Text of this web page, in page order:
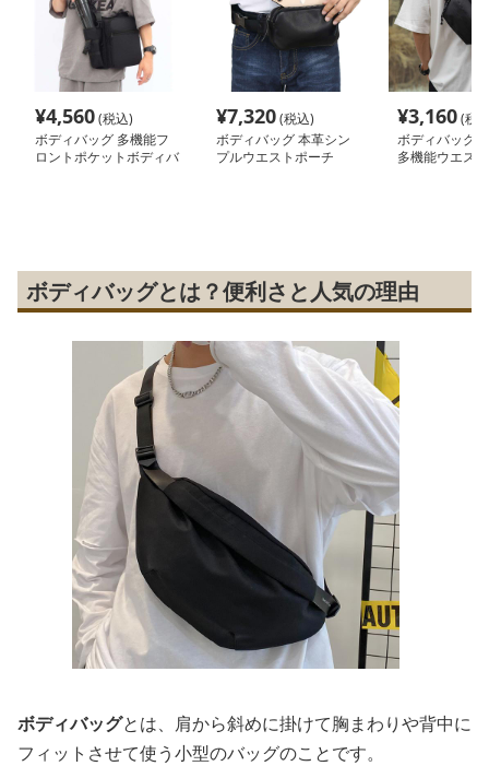
¥4,560(税込)
ボディバッグ 多機能フ
ロントポケットボディバ
¥7,320(税込)
ボディバッグ 本革シン
プルウエストポーチ
¥3,160(税
ボディバッグ
多機能ウエス
ボディバッグとは？便利さと人気の理由
ボディバッグとは、肩から斜めに掛けて胸まわりや背中に
フィットさせて使う小型のバッグのことです。